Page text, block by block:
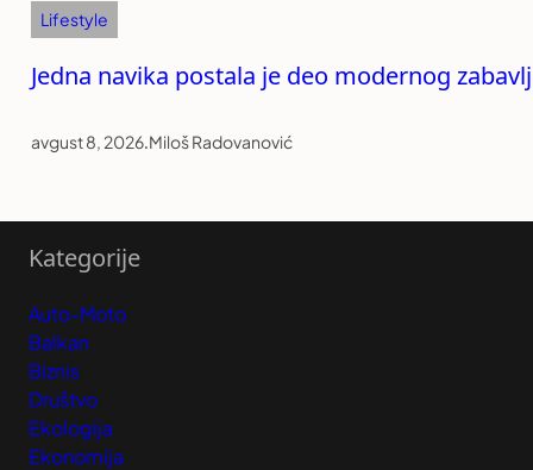
Lifestyle
Jedna navika postala je deo modernog
avgust 8, 2026.Miloš Radovanović
Kategorije
Auto-Moto
Balkan
Biznis
Društvo
Ekologija
Ekonomija